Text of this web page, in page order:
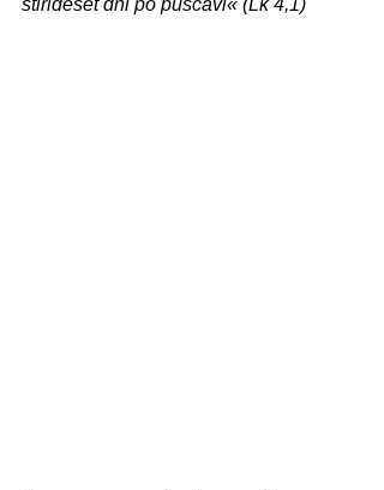
štirideset dni po puščavi« (Lk 4,1)